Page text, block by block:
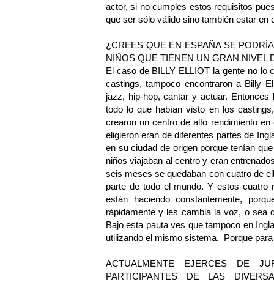
actor, si no cumples estos requisitos
que ser sólo válido sino también estar en
¿CREES QUE EN ESPAÑA SE
NIÑOS QUE TIENEN UN GRAN NIVEL
El caso de BILLY ELLIOT la gente no lo
castings, tampoco encontraron a Billy
jazz, hip-hop, cantar y actuar.
todo lo que habían visto en los
crearon un centro de alto rendimiento
eligieron eran de diferentes partes de
en su ciudad de origen porque tenían
niños viajaban al centro y eran
seis meses se quedaban con cuatro de
parte de todo el mundo. Y estos cuatro
están haciendo constantemente,
rápidamente y les cambia la voz, o sea
Bajo esta pauta ves que tampoco en
utilizando el mismo sistema. Porque
ACTUALMENTE EJERCES DE
PARTICIPANTES DE LAS